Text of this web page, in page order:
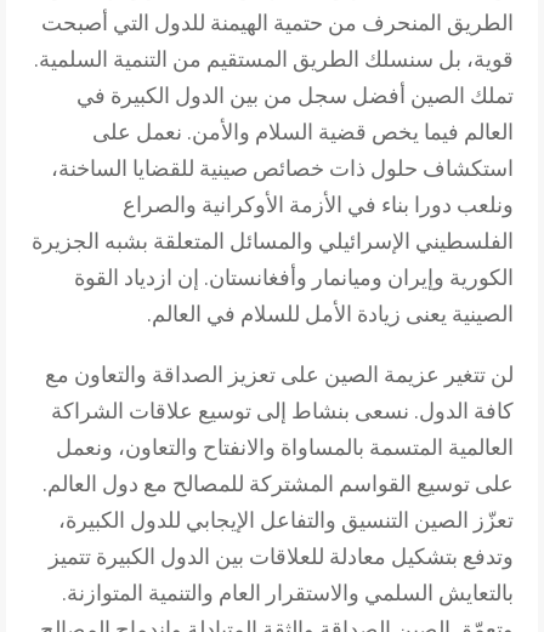
الطريق المنحرف من حتمية الهيمنة للدول التي أصبحت
قوية، بل سنسلك الطريق المستقيم من التنمية السلمية.
تملك الصين أفضل سجل من بين الدول الكبيرة في
العالم فيما يخص قضية السلام والأمن. نعمل على
استكشاف حلول ذات خصائص صينية للقضايا الساخنة،
ونلعب دورا بناء في الأزمة الأوكرانية والصراع
الفلسطيني الإسرائيلي والمسائل المتعلقة بشبه الجزيرة
الكورية وإيران وميانمار وأفغانستان. إن ازدياد القوة
الصينية يعنى زيادة الأمل للسلام في العالم.
لن تتغير عزيمة الصين على تعزيز الصداقة والتعاون مع
كافة الدول. نسعى بنشاط إلى توسيع علاقات الشراكة
العالمية المتسمة بالمساواة والانفتاح والتعاون، ونعمل
على توسيع القواسم المشتركة للمصالح مع دول العالم.
تعزّز الصين التنسيق والتفاعل الإيجابي للدول الكبيرة،
وتدفع بتشكيل معادلة للعلاقات بين الدول الكبيرة تتميز
بالتعايش السلمي والاستقرار العام والتنمية المتوازنة.